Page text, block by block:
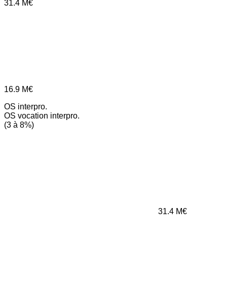
31.4 M€
16.9 M€
OS interpro.
OS vocation interpro.
(3 à 8%)
31.4 M€